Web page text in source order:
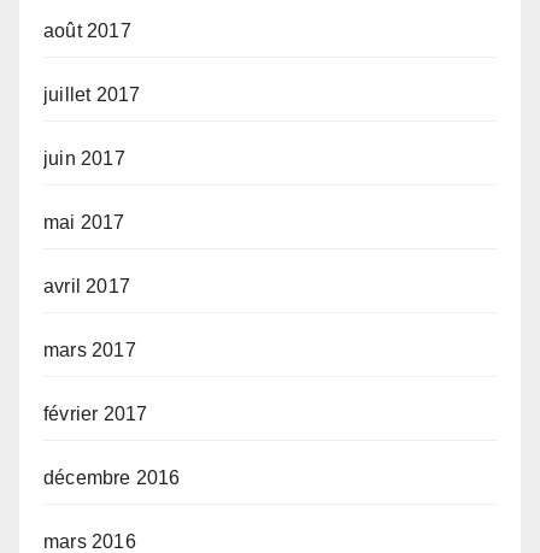
août 2017
juillet 2017
juin 2017
mai 2017
avril 2017
mars 2017
février 2017
décembre 2016
mars 2016